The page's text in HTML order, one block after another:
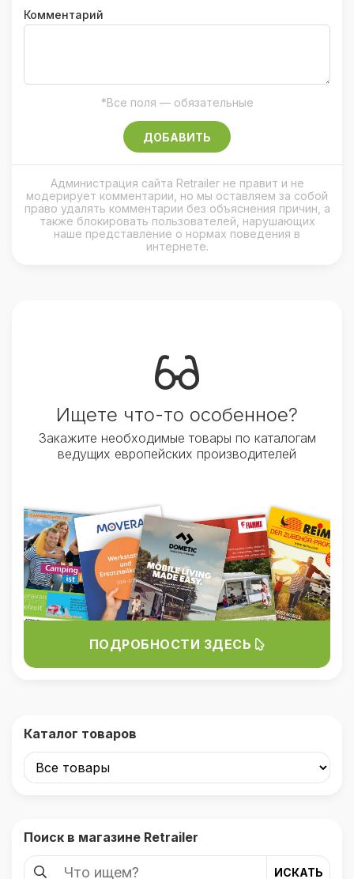
Комментарий
*Все поля — обязательные
ДОБАВИТЬ
Администрация сайта Retrailer не правит и не
модерирует комментарии, но мы оставляем за собой
право удалять комментарии без объяснения причин, а
также блокировать пользователей, нарушающих
наше представление о нормах поведения в
интернете.
Ищете что-то особенное?
Закажите необходимые товары по каталогам
ведущих европейских производителей
ПОДРОБНОСТИ ЗДЕСЬ
Каталог товаров
Поиск в магазине Retrailer